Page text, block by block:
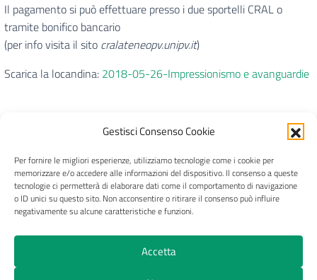
Gestisci Consenso Cookie
Per fornire le migliori esperienze, utilizziamo tecnologie come i cookie per
memorizzare e/o accedere alle informazioni del dispositivo. Il consenso a queste
tecnologie ci permetterà di elaborare dati come il comportamento di navigazione
o ID unici su questo sito. Non acconsentire o ritirare il consenso può influire
negativamente su alcune caratteristiche e funzioni.
Accetta
Il pagamento si può effettuare presso i due sportelli CRAL o
tramite bonifico bancario
(per info visita il sito cralateneopv.unipv.it)
Scarica la locandina: 2018-05-26-Impressionismo e avanguardie
CRAL Ateneo Pavia APS
Privacy Trasparenza Pagamenti e fatture
Cookie Policy (UE)